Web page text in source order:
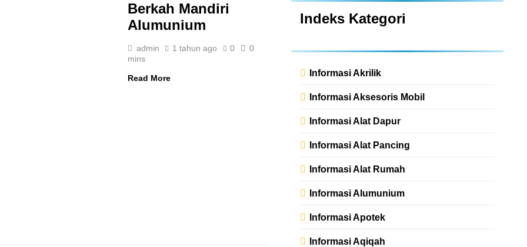
Berkah Mandiri
Alumunium
admin 1 tahun ago 0
0
mins
Read More
Indeks Kategori
Informasi Akrilik
Informasi Aksesoris Mobil
Informasi Alat Dapur
Informasi Alat Pancing
Informasi Alat Rumah
Informasi Alumunium
Informasi Apotek
Informasi Aqiqah